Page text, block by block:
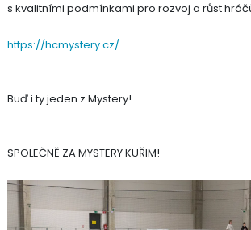
s kvalitními podmínkami pro rozvoj a růst
https://hcmystery.cz/
Buď i ty jeden z Mystery!
SPOLEČNĚ ZA MYSTERY KUŘIM!